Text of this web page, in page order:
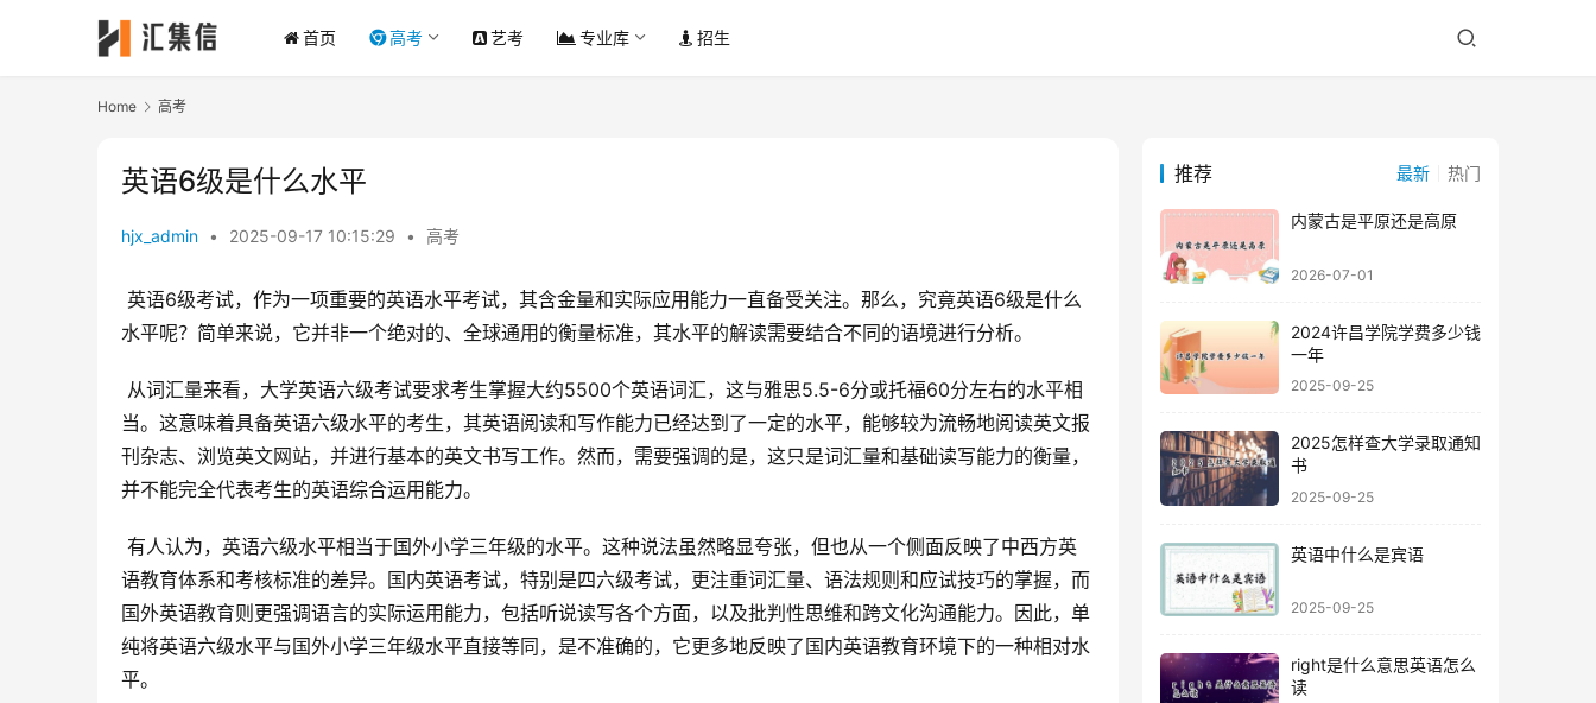
首页 高考 艺考 专业库 招生
Home 高考
英语6级是什么水平
hjx_admin • 2025-09-17 10:15:29 • 高考
水平呢？简单来说，它并非一个绝对的、全球通用的衡量标准，其水平的解读需要结合不同的语境进行分析。
当。这意味着具备英语六级水平的考生，其英语阅读和写作能力已经达到了一定的水平，能够较为流畅地阅读英文报
刊杂志、浏览英文网站，并进行基本的英文书写工作。然而，需要强调的是，这只是词汇量和基础读写能力的衡量，
并不能完全代表考生的英语综合运用能力。
语教育体系和考核标准的差异。国内英语考试，特别是四六级考试，更注重词汇量、语法规则和应试技巧的掌握，而
国外英语教育则更强调语言的实际运用能力，包括听说读写各个方面，以及批判性思维和跨文化沟通能力。因此，单
纯将英语六级水平与国外小学三年级水平直接等同，是不准确的，它更多地反映了国内英语教育环境下的一种相对水
平。
推荐 最新 热门
内蒙古是平原还是高原
2026-07-01
2024许昌学院学费多少钱
一年
2025-09-25
2025怎样查大学录取通知
书
2025-09-25
英语中什么是宾语
2025-09-25
right是什么意思英语怎么
读